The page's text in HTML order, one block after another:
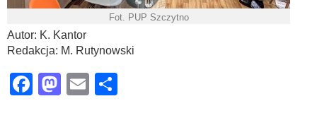
Fot. PUP Szczytno
Autor: K. Kantor
Redakcja: M. Rutynowski
Facebook
Mastodon
Email